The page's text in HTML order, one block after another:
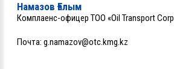
Намазов Ғалым
Комплаенс-офицер ТОО «Oil Transport
Почта: g.namazov@otc.kmg.kz